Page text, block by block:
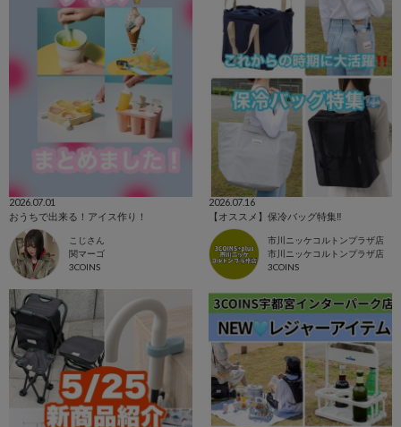
2026.07.01
おうちで出来る！アイス作り！
こじさん
関マーゴ
3COINS
2026.07.16
【オススメ】保冷バッグ特集‼️
市川ニッケコルトンプラザ店
市川ニッケコルトンプラザ店
3COINS